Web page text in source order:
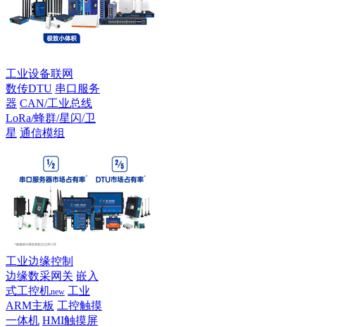
工业设备联网
数传DTU 串口服务
器 CAN/工业总线
LoRa/蜂群/星闪/卫
星 通信模组
工业边缘控制
边缘数采网关 嵌入
式工控机new 工业
ARM主板 工控触摸
一体机 HMI触摸屏